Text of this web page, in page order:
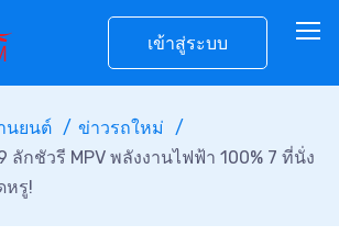
เข้าสู่ระบบ
นยนต์
ข่าวรถใหม่
ลักชัวรี MPV พลังงานไฟฟ้า 100% 7 ที่นั่ง
หรู!